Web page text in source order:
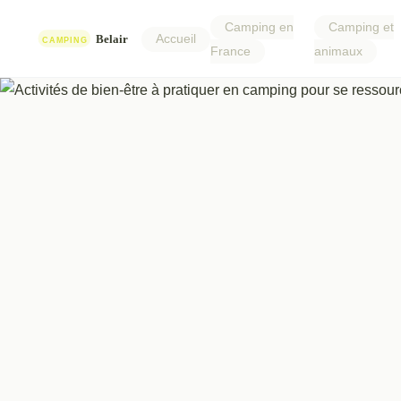
Accueil
Camping en
France
Camping et
animaux